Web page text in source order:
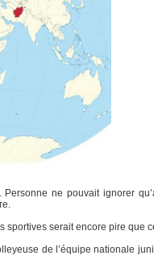
ne pouvait ignorer
sportives serait encore pire que
de l’équipe nationale